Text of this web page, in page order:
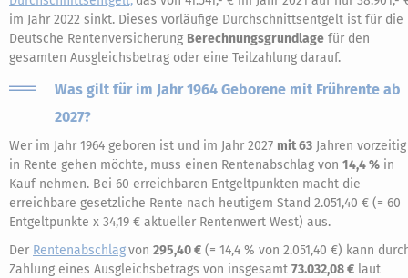
im Jahr 2022 sinkt. Dieses vorläufige Durchschnittsentgelt ist für die
Deutsche Rentenversicherung Berechnungsgrundlage für den
gesamten Ausgleichsbetrag oder eine Teilzahlung darauf.
Was gilt für im Jahr 1964 Geborene mit Frührente ab
2027?
Wer im Jahr 1964 geboren ist und im Jahr 2027 mit 63 Jahren vorzeitig
in Rente gehen möchte, muss einen Rentenabschlag von 14,4 % in
Kauf nehmen. Bei 60 erreichbaren Entgeltpunkten macht die
erreichbare gesetzliche Rente nach heutigem Stand 2.051,40 € (= 60
Entgeltpunkte x 34,19 € aktueller Rentenwert West) aus.
Der Rentenabschlagvon 295,40 € (= 14,4 % von 2.051,40 €) kann
Zahlung eines Ausgleichsbetrags von insgesamt 73.032,08 € laut